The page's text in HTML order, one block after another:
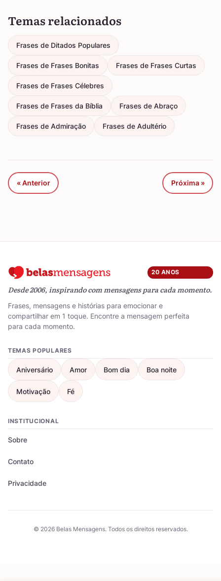
Temas relacionados
Frases de Ditados Populares
Frases de Frases Bonitas Frases de Frases Curtas
Frases de Frases Célebres
Frases de Frases da Bíblia Frases de Abraço
Frases de Admiração Frases de Adultério
« Anterior Próxima »
20 ANOS
Desde 2006, inspirando com mensagens para cada momento.
Frases, mensagens e histórias para emocionar e
compartilhar em 1 toque. Encontre a mensagem perfeita
para cada momento.
TEMAS POPULARES
Aniversário Amor Bom dia Boa noite
Motivação Fé
INSTITUCIONAL
Sobre
Contato
Privacidade
© 2026 Belas Mensagens. Todos os direitos reservados.